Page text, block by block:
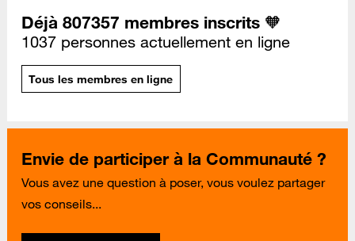
Déjà 807357 membres inscrits 🧡
1037 personnes actuellement en ligne
Tous les membres en ligne
Envie de participer à la Communauté ?
Vous avez une question à poser, vous voulez partager
vos conseils...